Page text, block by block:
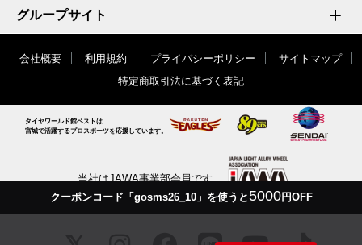
クーポンコード「gosms26_10」を使うと5000円OFF
グループサイト
会社概要 利用規約 プライバシーポリシー
サイトマップ
特定商取引法に基づく表記
タイヤワールド館ベストは
宮城で活躍するプロスポーツを応援しています。
当社はJAWA事業部会員です